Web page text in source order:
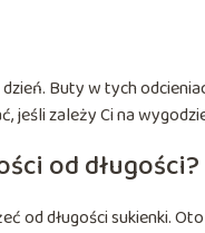
Buty w tych
zależy Ci na
od długości?
długości sukienki.